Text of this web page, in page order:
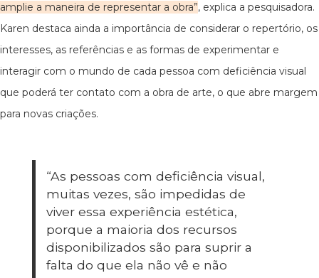
amplie a maneira de representar a obra”, explica a pesquisadora.
Karen destaca ainda a importância de considerar o repertório, os
interesses, as referências e as formas de experimentar e
interagir com o mundo de cada pessoa com deficiência visual
que poderá ter contato com a obra de arte, o que abre margem
para novas criações.
“As pessoas com deficiência visual,
muitas vezes, são impedidas de
viver essa experiência estética,
porque a maioria dos recursos
disponibilizados são para suprir a
falta do que ela não vê e não